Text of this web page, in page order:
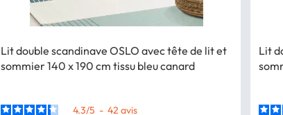
Lit double scandinave OSLO avec tête de lit et
sommier 140 x 190 cm tissu bleu canard
4.3/5 - 42 avis
Lit